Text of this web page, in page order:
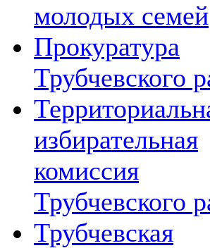
молодых семей
Прокуратура
Трубчевского
избирательная
комиссия
Трубчевского
Трубчевская